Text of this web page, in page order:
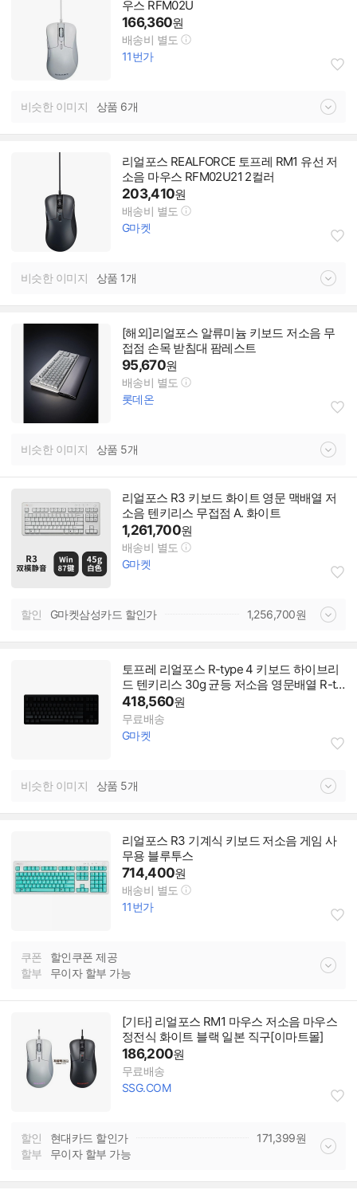
우스 RFM02U
166,360원
배송비 별도
11번가
비슷한 이미지 상품 6개
리얼포스 REALFORCE 토프레 RM1 유선 저
소음 마우스 RFM02U21 2컬러
203,410원
배송비 별도
G마켓
비슷한 이미지 상품 1개
[해외]리얼포스 알류미늄 키보드 저소음 무
접점 손목 받침대 팜레스트
95,670원
배송비 별도
롯데온
비슷한 이미지 상품 5개
리얼포스 R3 키보드 화이트 영문 맥배열 저
소음 텐키리스 무접점 A. 화이트
1,261,700원
배송비 별도
G마켓
할인 G마켓삼성카드 할인가 1,256,700원
토프레 리얼포스 R-type 4 키보드 하이브리
드 텐키리스 30g 균등 저소음 영문배열 R-ty
pe 4 HD13 블랙
418,560원
무료배송
G마켓
비슷한 이미지 상품 5개
리얼포스 R3 기계식 키보드 저소음 게임 사
무용 블루투스
714,400원
배송비 별도
11번가
쿠폰
할인쿠폰 제공
할부
무이자 할부 가능
[기타] 리얼포스 RM1 마우스 저소음 마우스
정전식 화이트 블랙 일본 직구[이마트몰]
186,200원
무료배송
SSG.COM
할인 현대카드 할인가 171,399원
할부
무이자 할부 가능